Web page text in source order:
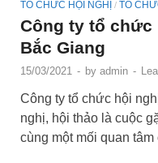
TỔ CHỨC HỘI NGHỊ / TỔ
Công ty tổ chức
Bắc Giang
15/03/2021 - by admin -
Công ty tổ chức hội
nghị, hội thảo là cuộc
cùng một mối quan